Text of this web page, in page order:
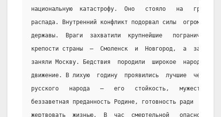
национальную  катастрофу.  Оно   стояло   на   грани
распада. Внутренний конфликт подорвал силы  огромной
державы.  Враги  захватили  крупнейшие   пограничные
крепости страны  —  Смоленск  и  Новгород,  а  затем
заняли Москву. Бедствия  породили  широкое  народное
движение. В лихую  годину  проявились  лучшие  черты
русского   народа   —   его   стойкость,   мужество,
беззаветная преданность Родине, готовность ради  нее
жертвовать  жизнью.  В  час  смертельной   опасности